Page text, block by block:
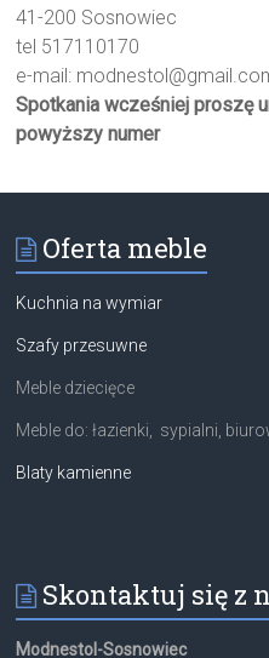
41-200 Sosnowiec
tel 517110170
e-mail:
Spotkania wcześniej proszę
powyższy numer
Oferta meble
Kuchnia na wymiar
Szafy przesuwne
Meble dziecięce
Meble do: łazienki, sypialni,
Blaty kamienne
Skontaktuj się z
Modnestol-Sosnowiec